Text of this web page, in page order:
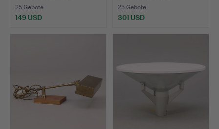
25 Gebote
149 USD
25 Gebote
301 USD